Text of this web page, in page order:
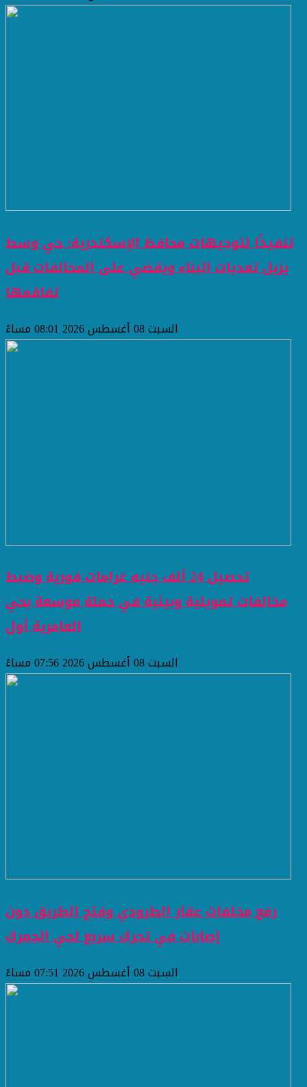
تنفيذًا لتوجيهات محافظ الإسكندرية: حي وسط
يزيل تعديات البناء ويقضي على المخالفات قبل
تفاقمها
السبت 08 أغسطس 2026 08:01 مساءً
تحصيل 24 ألف جنيه غرامات فورية وضبط
مخالفات تمويلية وبيئية في حملة موسعة بحي
العامرية أول
السبت 08 أغسطس 2026 07:56 مساءً
رفع مخلفات عقار الطرودي وفتح الطريق دون
إصابات في تحرك سريع لحي الجمرك
السبت 08 أغسطس 2026 07:51 مساءً